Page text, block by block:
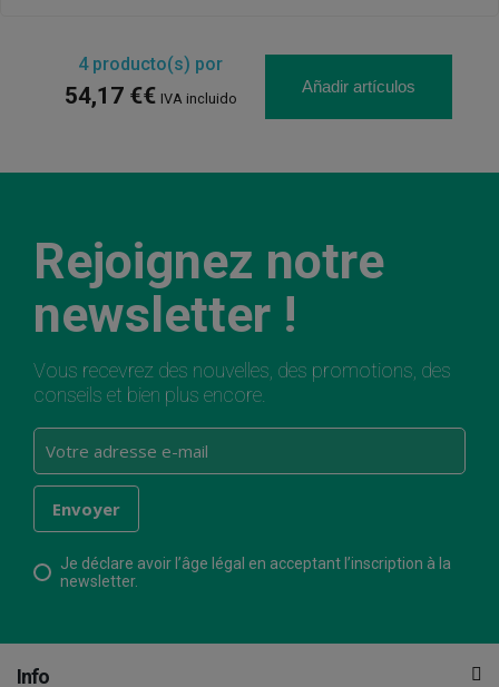
4producto(s) por
54,17 €€ IVA incluido
Añadir artículos
Rejoignez notre
newsletter !
Vous recevrez des nouvelles, des promotions, des
conseils et bien plus encore.
Je déclare avoir l’âge légal en acceptant l’inscription à la
newsletter.
Info